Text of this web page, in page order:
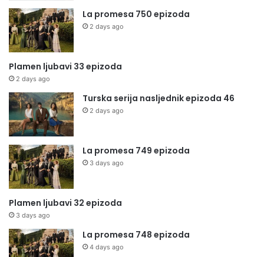
La promesa 750 epizoda
2 days ago
Plamen ljubavi 33 epizoda
2 days ago
Turska serija nasljednik epizoda 46
2 days ago
La promesa 749 epizoda
3 days ago
Plamen ljubavi 32 epizoda
3 days ago
La promesa 748 epizoda
4 days ago